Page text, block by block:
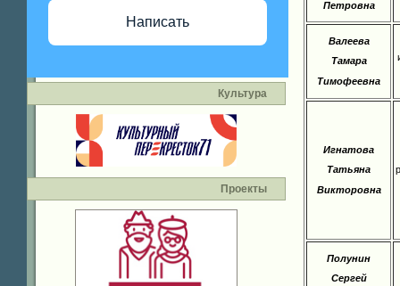
Написать
Культура
Проекты
Петровна
Валеева
Тамара
Тимофеевна
Игнатова
Татьяна
Викторовна
Полунин
Сергей